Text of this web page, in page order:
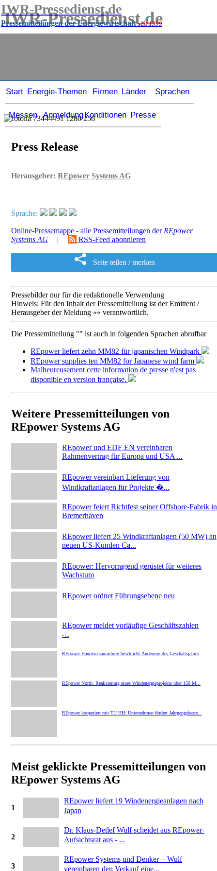
IWR-Pressedienst.de
Start Energie-Themen Firmen Länder Sprachen
Messen AnmeldungKonditionen Presse
IWR-Pressedienst.de
Pressemitteilungen der Energiewirtschaftseit 1999
Press Release
Herausgeber: REpower Systems AG
Sprache:
Online-Pressemappe - alle Pressemitteilungen der REpower
Systems AG
| RSS-Feed abonnieren
Seite teilen / merken
Pressebilder nur für die redaktionelle Verwendung
Hinweis: Für den Inhalt der Pressemitteilung ist der Emittent /
Herausgeber der Meldung »« verantwortlich.
Die Pressemitteilung "" ist auch in folgenden Sprachen abrufbar
REpower liefert zehn MM82 für japanischen Windpark
REpower supplies ten MM82 for Japanese wind farm
Malheureusement cette information de presse n'est pas
disponible en version française.
Weitere Pressemitteilungen von
REpower Systems AG
REpower und EDF EN vereinbaren
Rahmenvertrag für Europa und USA ...
REpower vereinbart Lieferung von
Windkraftanlagen für Projekte �...
REpower feiert Richtfest seiner Offshore-Fabrik in
Bremerhaven
REpower liefert 25 Windkraftanlagen (50 MW) an
neuen US-Kunden Ca...
REpower: Hervorragend gerüstet für weiteres
Wachstum
REpower ordnet Führungsebene neu
REpower meldet vorläufige Geschäftszahlen
- ...
REpower-Hauptversammlung beschließt Änderung des Geschäftsjahres
REpower North: Realisierung eines Windenergieprojekts über 150 M...
REpower kooperiert mit TU HH: Unternehmen fördert Jahrgangsbeste...
Meist geklickte Pressemitteilungen von
REpower Systems AG
1
REpower liefert 19 Windenergieanlagen nach
Japan
2
Dr. Klaus-Detlef Wulf scheidet aus REpower-
Aufsichtsrat aus - ...
3
REpower Systems und Denker + Wulf
vereinbaren den Verkauf eine...